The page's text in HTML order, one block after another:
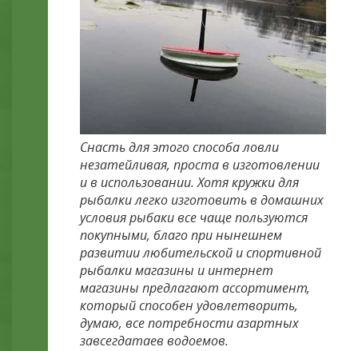
Снасть для этого способа ловли
незатейливая, проста в изготовлении
и в использовании. Хотя кружки для
рыбалки легко изготовить в домашних
условия рыбаки все чаще пользуются
покупными, благо при нынешнем
развитии любительской и спортивной
рыбалки магазины и интернет
магазины предлагают ассортимент,
который способен удовлетворить,
думаю, все потребности азартных
завсегдатаев водоемов.